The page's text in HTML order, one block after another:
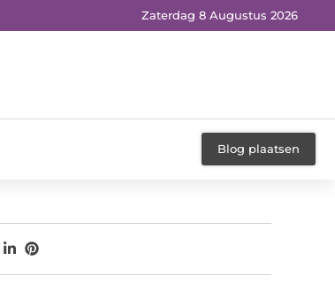
Zaterdag 8 Augustus 2026
Blog plaatsen